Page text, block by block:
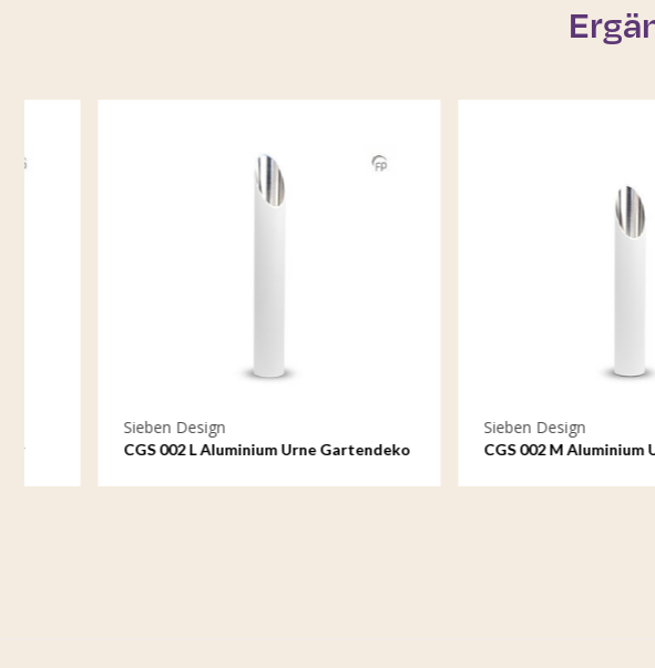
Sieben Design
CGS 002 L Aluminium Urne Gartendeko
Sieben Design
CGS 002 M Aluminium Urne